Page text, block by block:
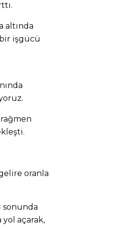
altında
bir işgücü
oranla
sonunda
yol açarak,